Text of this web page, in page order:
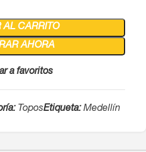
AL CARRITO
AHORA
a favoritos
ToposEtiqueta: Medellín